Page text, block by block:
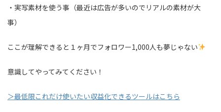
・実写素材を使う事（最近は広告が多いのでリアルの素材が大
事）
ここが理解できると１ヶ月でフォロワー1,000人も夢じゃない
意識してやってみてください！
＞最低限これだけ使いたい収益化できるツールはこちら